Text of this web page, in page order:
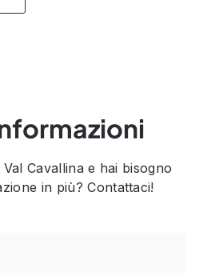
Cavallina e hai bisogno
in più? Contattaci!